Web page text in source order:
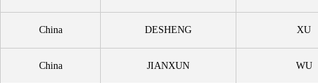
China DESHENG XU
China JIANXUN WU